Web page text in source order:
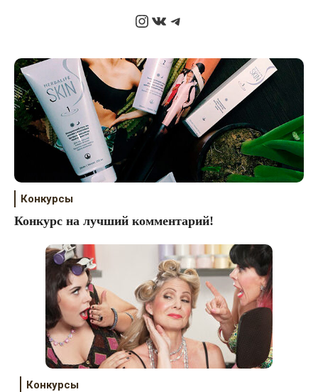
Instagram
ВКонтакте
Telegram
Конкурсы
Конкурс на лучший комментарий!
Конкурсы